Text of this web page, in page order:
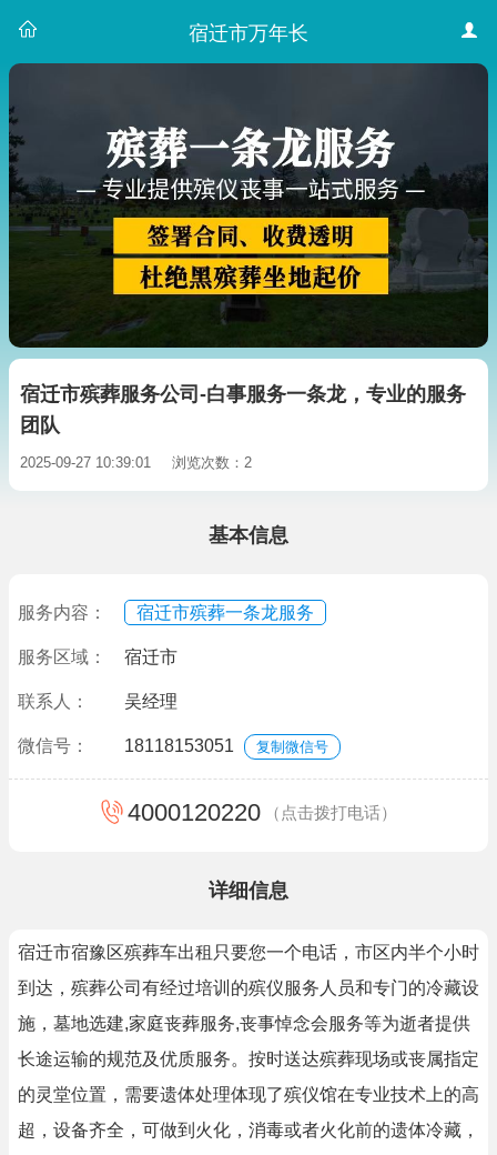
宿迁市万年长
宿迁市殡葬服务公司-白事服务一条龙，专业的服务
团队
2025-09-27 10:39:01 浏览次数：2
基本信息
服务内容： 宿迁市殡葬一条龙服务
服务区域： 宿迁市
联系人： 吴经理
微信号： 18118153051 复制微信号
4000120220 （点击拨打电话）
详细信息
宿迁市宿豫区殡葬车出租只要您一个电话，市区内半个小时
到达，殡葬公司有经过培训的殡仪服务人员和专门的冷藏设
施，墓地选建,家庭丧葬服务,丧事悼念会服务等为逝者提供
长途运输的规范及优质服务。按时送达殡葬现场或丧属指定
的灵堂位置，需要遗体处理体现了殡仪馆在专业技术上的高
超，设备齐全，可做到火化，消毒或者火化前的遗体冷藏，